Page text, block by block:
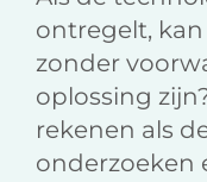
ontregelt,
zonder
oplossing
rekenen als
onderzoeken